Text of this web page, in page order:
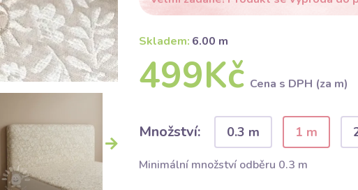
Skladem: 6.00 m
499Kč Cena s DPH (za m)
Množství: 0.3 m 1 m
Minimální množství odběru 0.3 m